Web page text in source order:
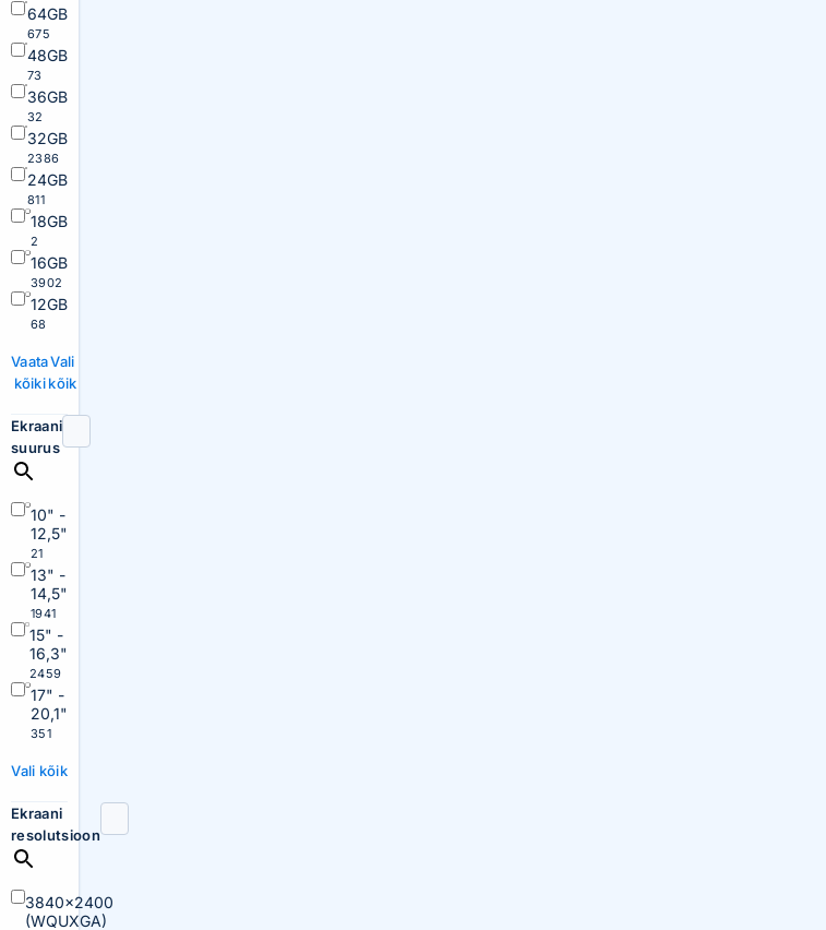
64GB
675
48GB
73
36GB
32
32GB
2386
24GB
811
18GB
2
16GB
3902
12GB
68
Vaata
kõiki
Vali
kõik
Ekraani
suurus
10" -
12,5"
21
13" -
14,5"
1941
15" -
16,3"
2459
17" -
20,1"
351
Vali kõik
Ekraani
resolutsioon
3840×2400
(WQUXGA)